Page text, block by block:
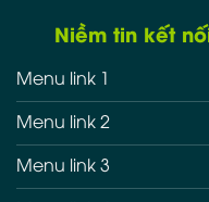
Niềm tin kết
Menu link 1
Menu link 2
Menu link 3